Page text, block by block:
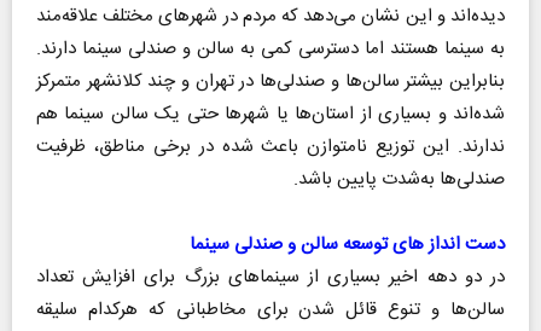
دیده‌اند و این نشان می‌دهد که مردم در شهرهای مختلف علاقه‌مند
به سینما هستند اما دسترسی کمی به سالن و صندلی سینما دارند.
بنابراین بیشتر سالن‌ها و صندلی‌ها در تهران و چند کلانشهر متمرکز
شده‌اند و بسیاری از استان‌ها یا شهرها حتی یک سالن سینما هم
ندارند. این توزیع نامتوازن باعث شده در برخی مناطق، ظرفیت
صندلی‌ها به‌شدت پایین باشد.
دست انداز های توسعه سالن و صندلی سینما
در دو دهه اخیر بسیاری از سینماهای بزرگ برای افزایش تعداد
سالن‌ها و تنوع قائل شدن برای مخاطبانی که هرکدام سلیقه